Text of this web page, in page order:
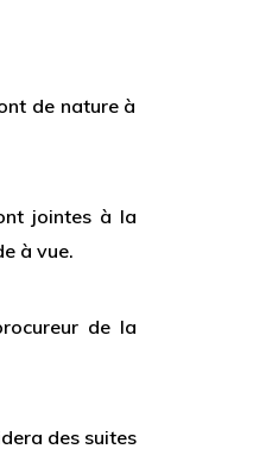
de nature à
jointes à la
à vue.
de la
des suites